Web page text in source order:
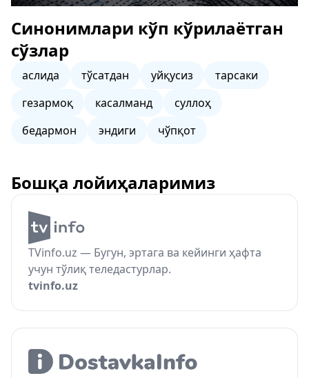
Синонимлари кўп кўрилаётган
сўзлар
аслида тўсатдан уйқусиз
тарсаки
гезармоқ
касалманд
суллоҳ
бедармон
эндиги чўпқот
Бошқа лойиҳаларимиз
TVinfo.uz — Бугун, эртага ва кейинги ҳафта
учун тўлиқ теледастурлар.
tvinfo.uz